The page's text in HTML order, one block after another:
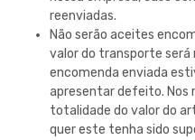
reenviadas.
Não serão aceites
valor do transporte será
encomenda enviada
apresentar defeito. Nos
totalidade do valor do
quer este tenha sido